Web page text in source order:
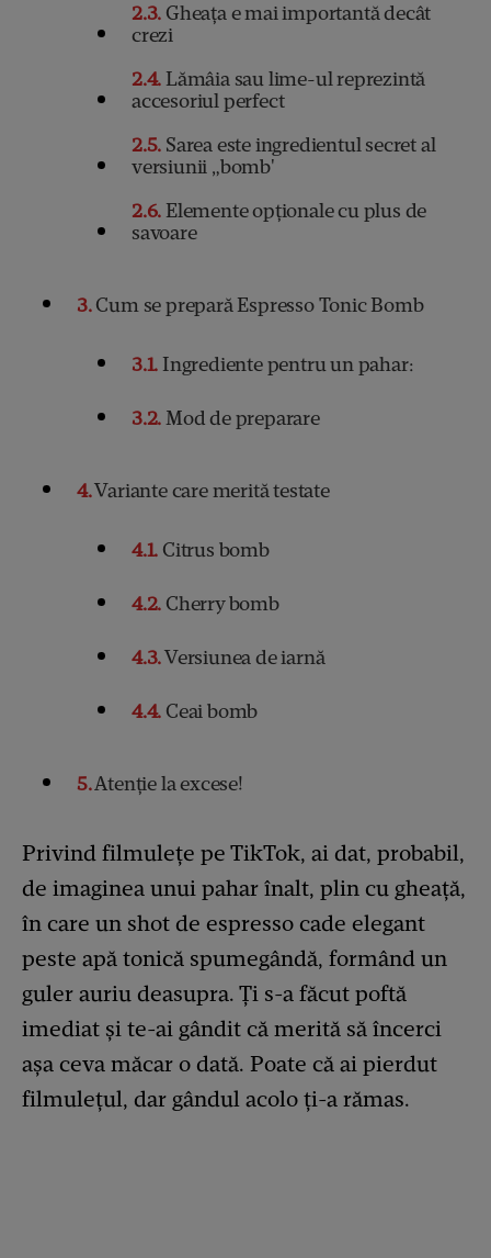
2.3 Gheața e mai importantă decât
crezi
2.4 Lămâia sau lime-ul reprezintă
accesoriul perfect
2.5 Sarea este ingredientul secret al
versiunii „bomb'
2.6 Elemente opționale cu plus de
savoare
3Cum se prepară Espresso Tonic Bomb
3.1 Ingrediente pentru un pahar:
3.2 Mod de preparare
4Variante care merită testate
4.1 Citrus bomb
4.2 Cherry bomb
4.3 Versiunea de iarnă
4.4 Ceai bomb
5Atenție la excese!
Privind filmulețe pe TikTok, ai dat, probabil,
de imaginea unui pahar înalt, plin cu gheață,
în care un shot de espresso cade elegant
peste apă tonică spumegândă, formând un
guler auriu deasupra. Ți s-a făcut poftă
imediat și te-ai gândit că merită să încerci
așa ceva măcar o dată. Poate că ai pierdut
filmulețul, dar gândul acolo ți-a rămas.